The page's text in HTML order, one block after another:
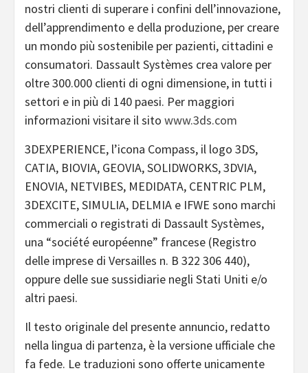
nostri clienti di superare i confini dell’innovazione,
dell’apprendimento e della produzione, per creare
un mondo più sostenibile per pazienti, cittadini e
consumatori. Dassault Systèmes crea valore per
oltre 300.000 clienti di ogni dimensione, in tutti i
settori e in più di 140 paesi. Per maggiori
informazioni visitare il sito www.3ds.com
3DEXPERIENCE, l’icona Compass, il logo 3DS,
CATIA, BIOVIA, GEOVIA, SOLIDWORKS, 3DVIA,
ENOVIA, NETVIBES, MEDIDATA, CENTRIC PLM,
3DEXCITE, SIMULIA, DELMIA e IFWE sono marchi
commerciali o registrati di Dassault Systèmes,
una “société européenne” francese (Registro
delle imprese di Versailles n. B 322 306 440),
oppure delle sue sussidiarie negli Stati Uniti e/o
altri paesi.
Il testo originale del presente annuncio, redatto
nella lingua di partenza, è la versione ufficiale che
fa fede. Le traduzioni sono offerte unicamente